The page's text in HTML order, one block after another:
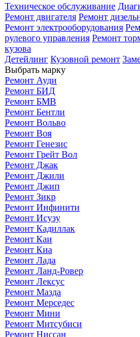
Техническое обслуживание
Ремонт двигателя Ремонт
Ремонт электрооборудования
рулевого управления Ремонт
кузова
Детейлинг Кузовной ремонт
Выбрать марку
Ремонт Ауди
Ремонт БИД
Ремонт БМВ
Ремонт Бентли
Ремонт Вольво
Ремонт Воя
Ремонт Генезис
Ремонт Грейт Вол
Ремонт Джак
Ремонт Джили
Ремонт Джип
Ремонт Зикр
Ремонт Инфинити
Ремонт Исузу
Ремонт Кадиллак
Ремонт Каи
Ремонт Киа
Ремонт Лада
Ремонт Ланд-Ровер
Ремонт Лексус
Ремонт Мазда
Ремонт Мерседес
Ремонт Мини
Ремонт Митсубиси
Ремонт Ниссан